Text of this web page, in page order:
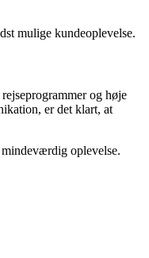
mulige kundeoplevelse.
og høje
er det klart, at
oplevelse.